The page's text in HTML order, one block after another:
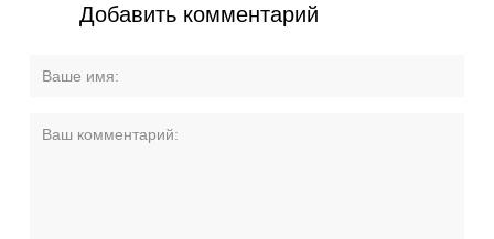
Добавить комментарий